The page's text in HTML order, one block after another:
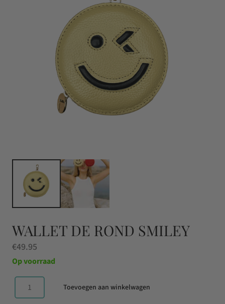
WALLET DE ROND SMILEY
€49.95
Op voorraad
Wallet
Toevoegen aan winkelwagen